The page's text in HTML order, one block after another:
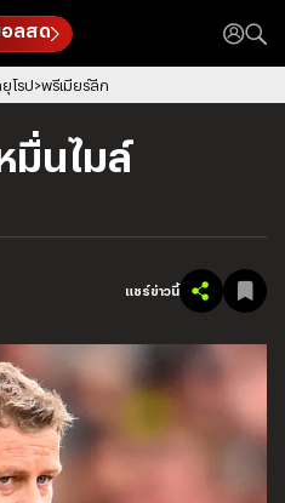
ลสด
โรป พรีเมียร์ลีก
มื่นไมล์
แชร์ข่าวนี้